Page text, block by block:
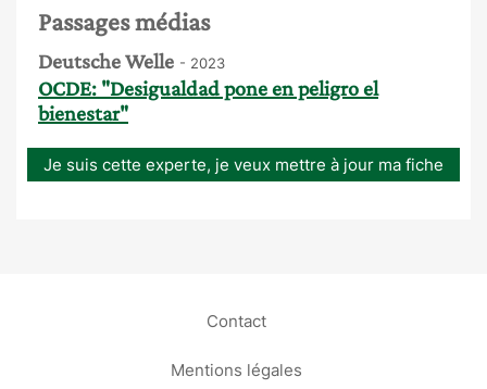
Passages médias
Deutsche Welle - 2023
OCDE: "Desigualdad pone en peligro el
bienestar"
Je suis cette experte, je veux mettre à jour ma fiche
Contact
Mentions légales